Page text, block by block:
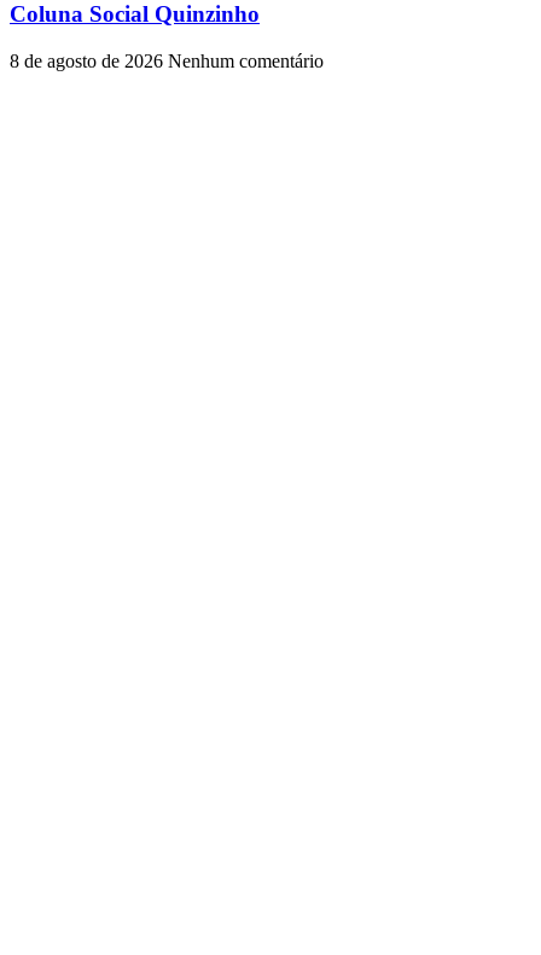
Coluna Social Quinzinho
8 de agosto de 2026 Nenhum comentário